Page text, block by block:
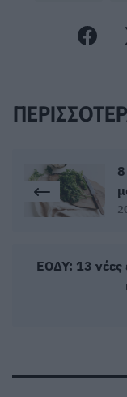
ΕΟΔΥ: 13 νέες